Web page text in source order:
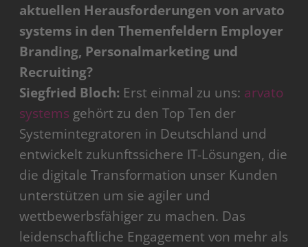
aktuellen Herausforderungen von arvato
systems in den Themenfeldern Employer
Branding, Personalmarketing und
Recruiting?
Siegfried Bloch: Erst einmal zu uns: arvato
systems gehört zu den Top Ten der
Systemintegratoren in Deutschland und
entwickelt zukunftssichere IT-Lösungen, die
die digitale Transformation unser Kunden
unterstützen um sie agiler und
wettbewerbsfähiger zu machen. Das
leidenschaftliche Engagement von mehr als